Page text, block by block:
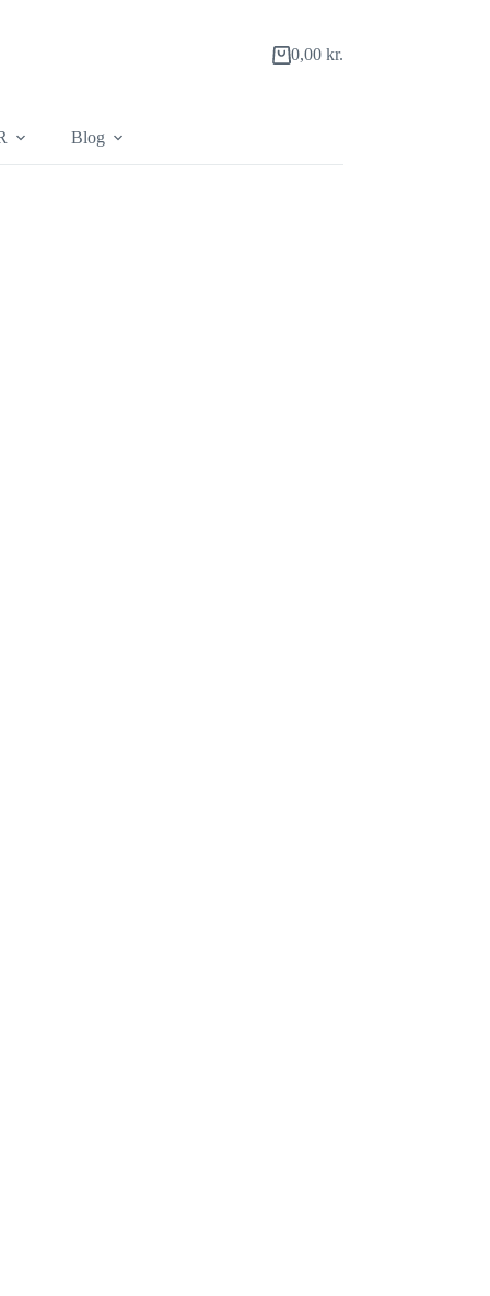
Indkøbskurv
0,00 kr.
Blog